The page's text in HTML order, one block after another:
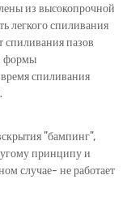
из высокопрочной
легкого спиливания
спиливания пазов
формы
спиливания
"бампинг",
принципу и
случае- не работает